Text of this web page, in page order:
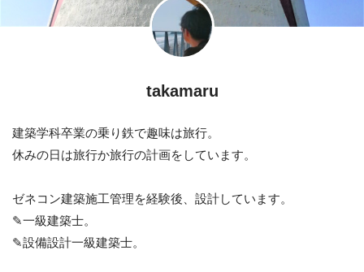
takamaru
建築学科卒業の乗り鉄で趣味は旅行。
休みの日は旅行か旅行の計画をしています。
ゼネコン建築施工管理を経験後、設計しています。
✎一級建築士。
✎設備設計一級建築士。